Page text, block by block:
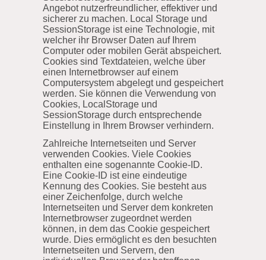
Angebot nutzerfreundlicher, effektiver und
sicherer zu machen. Local Storage und
SessionStorage ist eine Technologie, mit
welcher ihr Browser Daten auf Ihrem
Computer oder mobilen Gerät abspeichert.
Cookies sind Textdateien, welche über
einen Internetbrowser auf einem
Computersystem abgelegt und gespeichert
werden. Sie können die Verwendung von
Cookies, LocalStorage und
SessionStorage durch entsprechende
Einstellung in Ihrem Browser verhindern.
Zahlreiche Internetseiten und Server
verwenden Cookies. Viele Cookies
enthalten eine sogenannte Cookie-ID.
Eine Cookie-ID ist eine eindeutige
Kennung des Cookies. Sie besteht aus
einer Zeichenfolge, durch welche
Internetseiten und Server dem konkreten
Internetbrowser zugeordnet werden
können, in dem das Cookie gespeichert
wurde. Dies ermöglicht es den besuchten
Internetseiten und Servern, den